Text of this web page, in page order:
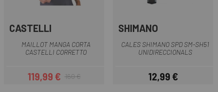
CASTELLI
MAILLOT MANGA CORTA
CASTELLI CORRETTO
Preu
119,99 €Preu regular
160 €
SHIMANO
CALES SHIMANO SPD SM-SH51
UNIDIRECCIONALS
Preu
12,99 €